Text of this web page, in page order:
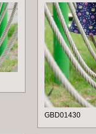
GBD01430